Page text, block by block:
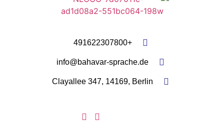
+491622307800
info@bahavar-sprache.de
Clayallee 347, 14169, Berlin